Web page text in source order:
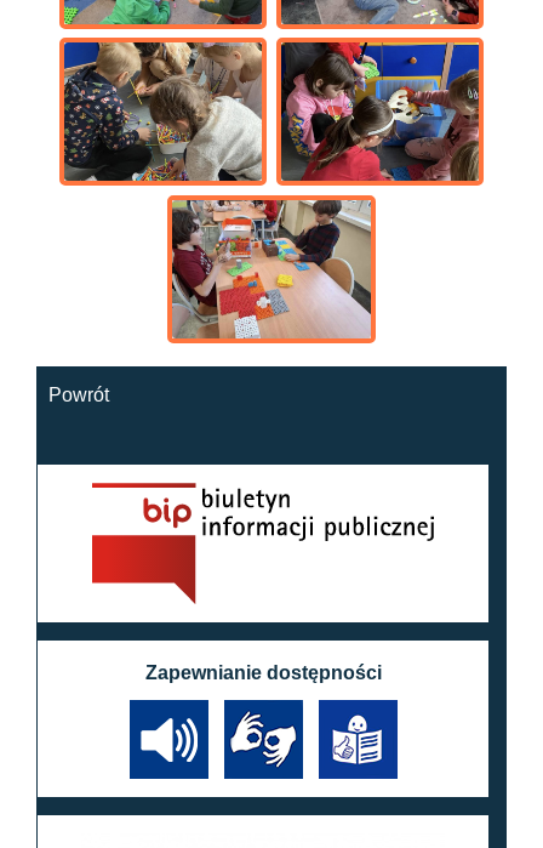
Powrót
Zapewnianie dostępności